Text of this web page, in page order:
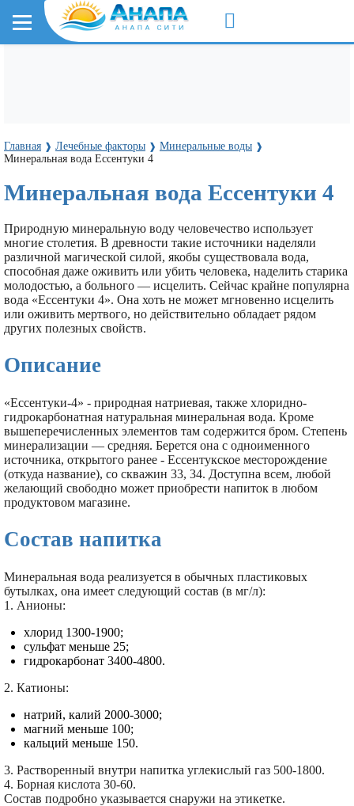
Главная ❱ Лечебные факторы ❱ Минеральные воды ❱
Минеральная вода Ессентуки 4
Минеральная вода Ессентуки 4
Природную минеральную воду человечество использует
многие столетия. В древности такие источники наделяли
различной магической силой, якобы существовала вода,
способная даже оживить или убить человека, наделить старика
молодостью, а больного — исцелить. Сейчас крайне популярна
вода «Ессентуки 4». Она хоть не может мгновенно исцелить
или оживить мертвого, но действительно обладает рядом
других полезных свойств.
Описание
«Ессентуки-4» - природная натриевая, также хлоридно-
гидрокарбонатная натуральная минеральная вода. Кроме
вышеперечисленных элементов там содержится бром. Степень
минерализации — средняя. Берется она с одноименного
источника, открытого ранее - Ессентукское месторождение
(откуда название), со скважин 33, 34. Доступна всем, любой
желающий свободно может приобрести напиток в любом
продуктовом магазине.
Состав напитка
Минеральная вода реализуется в обычных пластиковых
бутылках, она имеет следующий состав (в мг/л):
1. Анионы:
хлорид 1300-1900;
сульфат меньше 25;
гидрокарбонат 3400-4800.
2. Катионы:
натрий, калий 2000-3000;
магний меньше 100;
кальций меньше 150.
3. Растворенный внутри напитка углекислый газ 500-1800.
4. Борная кислота 30-60.
Состав подробно указывается снаружи на этикетке.